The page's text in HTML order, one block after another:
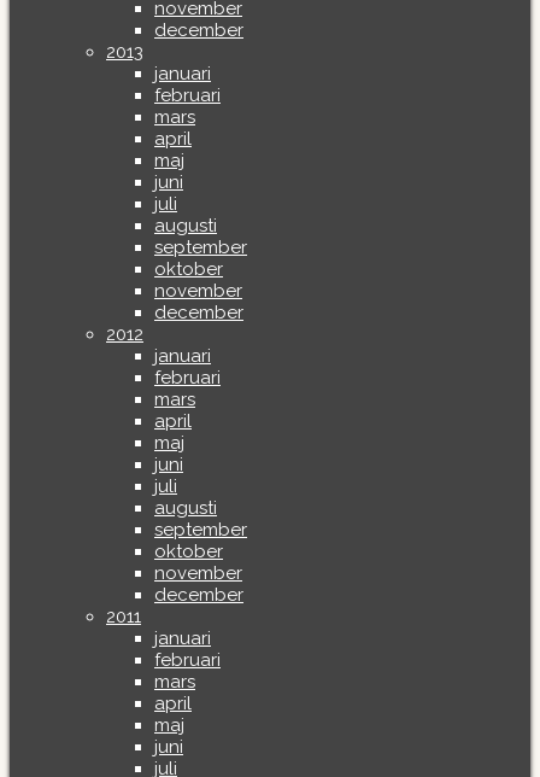
november
december
2013
januari
februari
mars
april
maj
juni
juli
augusti
september
oktober
november
december
2012
januari
februari
mars
april
maj
juni
juli
augusti
september
oktober
november
december
2011
januari
februari
mars
april
maj
juni
juli